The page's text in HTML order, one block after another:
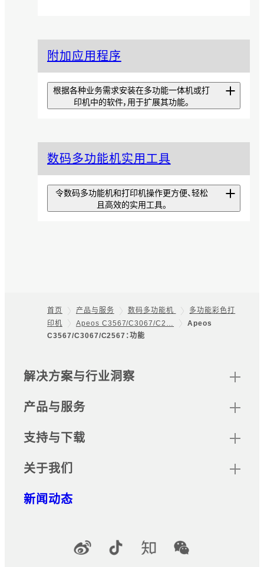
附加应用程序
根据各种业务需求安装在多功能一体机或打
印机中的软件，用于扩展其功能。
扫描专递精简版
从可优化扫描效率的工具
EzeScan Pro中仅提取基本功
能，让安装和操作更简单的应用程
序。
无纸化传真专递
用时，可由同网其他数码多功能或
打印机输出。设备管理员可选择是
数码多功能机实用工具
令数码多功能机和打印机操作更方便、轻松
且高效的实用工具。
支持通过移动设备打印的软件。可
用移动设备操控复印、传真和扫描
等。
Footer
首页 产品与服务 数码多功能机
多功能彩色打
印机
Apeos C3567/C3067/C2…
Apeos
C3567/C3067/C2567：功能
网站地图
解决方案与行业洞察
产品与服务
支持与下载
关于我们
新闻动态
官方社交媒体账号